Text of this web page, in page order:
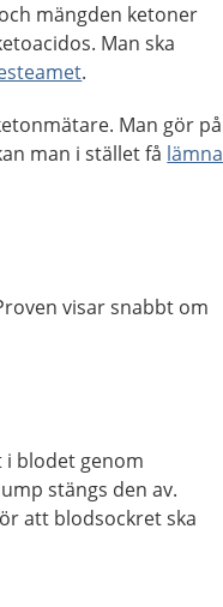
mängden ketoner
Man ska
.
Man gör på
man i stället få lämna
visar snabbt om
i blodet genom
stängs den av.
att blodsockret ska